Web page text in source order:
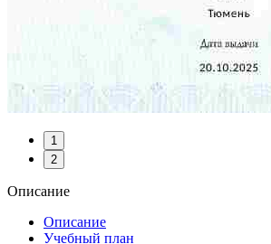
1
2
Описание
Описание
Учебный план